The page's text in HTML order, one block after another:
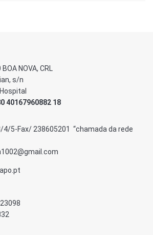
NOVA, CRL
s/n
40167960882 18
5-Fax/ 238605201 “chamada da rede